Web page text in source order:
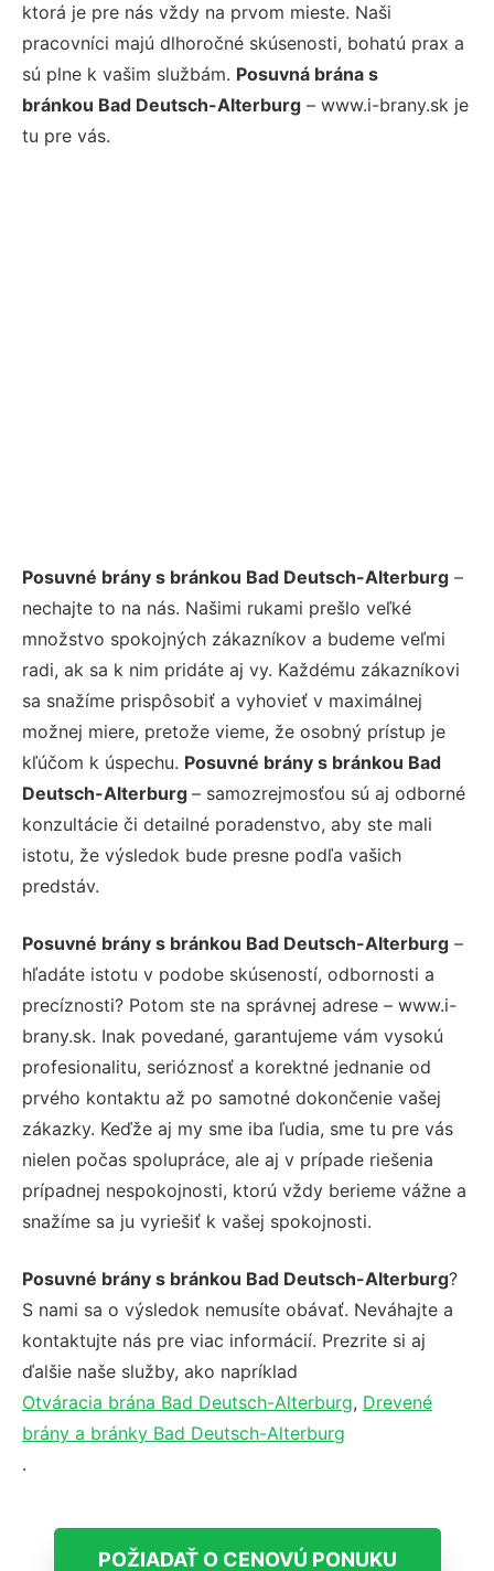
ktorá je pre nás vždy na prvom mieste. Naši
pracovníci majú dlhoročné skúsenosti, bohatú prax a
sú plne k vašim službám. Posuvná brána s
bránkou Bad Deutsch-Alterburg – www.i-brany.sk je
tu pre vás.
Posuvné brány s bránkou Bad Deutsch-Alterburg –
nechajte to na nás. Našimi rukami prešlo veľké
množstvo spokojných zákazníkov a budeme veľmi
radi, ak sa k nim pridáte aj vy. Každému zákazníkovi
sa snažíme prispôsobiť a vyhovieť v maximálnej
možnej miere, pretože vieme, že osobný prístup je
kľúčom k úspechu. Posuvné brány s bránkou Bad
Deutsch-Alterburg – samozrejmosťou sú aj odborné
konzultácie či detailné poradenstvo, aby ste mali
istotu, že výsledok bude presne podľa vašich
predstáv.
Posuvné brány s bránkou Bad Deutsch-Alterburg –
hľadáte istotu v podobe skúseností, odbornosti a
precíznosti? Potom ste na správnej adrese – www.i-
brany.sk. Inak povedané, garantujeme vám vysokú
profesionalitu, serióznosť a korektné jednanie od
prvého kontaktu až po samotné dokončenie vašej
zákazky. Keďže aj my sme iba ľudia, sme tu pre vás
nielen počas spolupráce, ale aj v prípade riešenia
prípadnej nespokojnosti, ktorú vždy berieme vážne a
snažíme sa ju vyriešiť k vašej spokojnosti.
Posuvné brány s bránkou Bad Deutsch-Alterburg?
S nami sa o výsledok nemusíte obávať. Neváhajte a
kontaktujte nás pre viac informácií. Prezrite si aj
ďalšie naše služby, ako napríklad
Otváracia brána Bad Deutsch-Alterburg, Drevené
brány a bránky Bad Deutsch-Alterburg
.
POŽIADAŤ O CENOVÚ PONUKU